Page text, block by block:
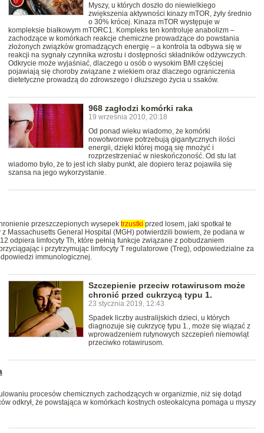
Myszy, u których doszło do niewielkiego
zwiększenia aktywności kinazy mTOR, żyły średnio
o 30% krócej. Kinaza mTOR występuje w
kompleksie białkowym mTORC1. Kompleks ten kontroluje anabolizm –
zachodzące w komórkach reakcje chemiczne prowadzące do powstania
złożonych związków gromadzących energię – a kontrola ta odbywa się w
reakcji na sygnały czynnika wzrostu i dostępności składników odżywczych.
Odkrycie może wyjaśniać, dlaczego u osób o wysokim BMI częściej
pojawiają się choroby związane z wiekiem oraz dlaczego ograniczenia
dietetyczne prowadzą do zdrowszego i dłuższego życia u ssaków.
968 zagłodzi komórki raka
19 września 2010, 20:18
Od ponad wieku wiadomo, że komórki
nowotworowe potrzebują gigantycznych ilości
energii, dzięki której mogą się mnożyć i
rozprzestrzeniać w nieskończoność. Od stu lat
wiadomo było, że to jest ich słaby punkt, ale dopiero teraz pojawiła się
szansa na jego wykorzystanie.
przeszczepionych wysepek trzustki przed losem, jaki spotkał te
Massachusetts General Hospital (MGH) potwierdzili bowiem, że podana w
odpiera limfocyty Th, które pełnią funkcje związane z pobudzaniem
i przytrzymując limfocyty T regulatorowe (Treg), odpowiedzialne za
immunologicznej.
Szczepienie przeciw rotawirusom może
chronić przed cukrzycą typu 1.
23 stycznia 2019, 12:43
Spadek liczby australijskich dzieci, u których
diagnozuje się cukrzycę typu 1., może się wiązać z
wprowadzeniem rutynowych szczepień niemowląt
przeciwko rotawirusom.
procesów chemicznych zachodzących w organizmie, niż się dotąd
odkrył, że powstająca w komórkach kostnych osteokalcyna pomaga u myszy